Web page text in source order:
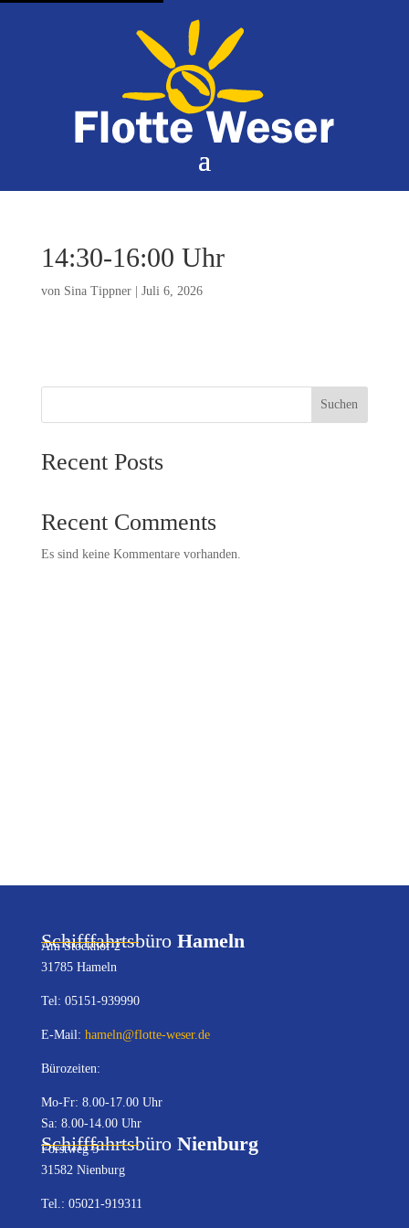
14:30-16:00 Uhr
von Sina Tippner| Juli 6, 2026
Suchen
Recent Posts
Recent Comments
Es sind keine Kommentare vorhanden.
Schifffahrtsbüro Hameln
Am Stockhof 2
31785 Hameln
Tel: 05151-939990
E-Mail: hameln@flotte-weser.de
Bürozeiten:
Mo-Fr: 8.00-17.00 Uhr
Sa: 8.00-14.00 Uhr
Schifffahrtsbüro Nienburg
Forstweg 5
31582 Nienburg
Tel.: 05021-919311